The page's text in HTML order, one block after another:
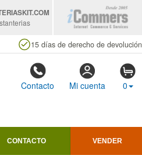
.COM
15 días de derecho de devolución
Contacto Mi cuenta 0
CONTACTO VENDER